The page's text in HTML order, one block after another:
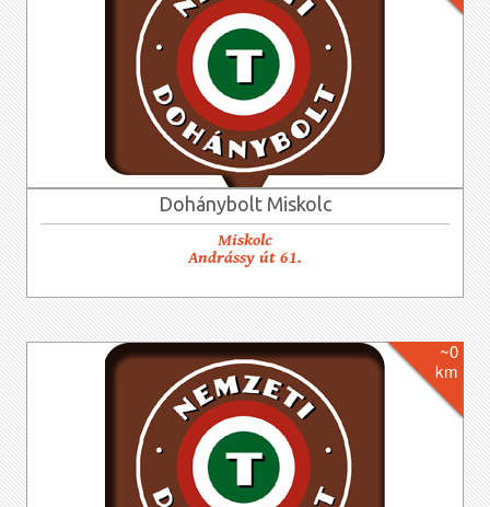
Dohánybolt Miskolc
Miskolc
Andrássy út 61.
~0
km